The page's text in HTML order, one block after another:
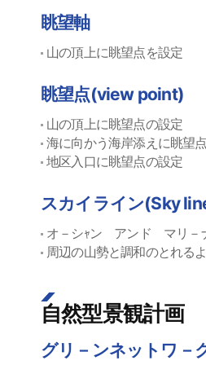
眺望軸
山の頂上に眺望点を設定
眺望点(view point)
山の頂上に眺望点の設定
海に向かう海岸添えに眺望
地区入口に眺望点の設定
スカイライン(Sky
オ－シｬン アンド マリ－
周辺の山勢と調和のとれる
自然型景観計画
グリ－ンネットワ－